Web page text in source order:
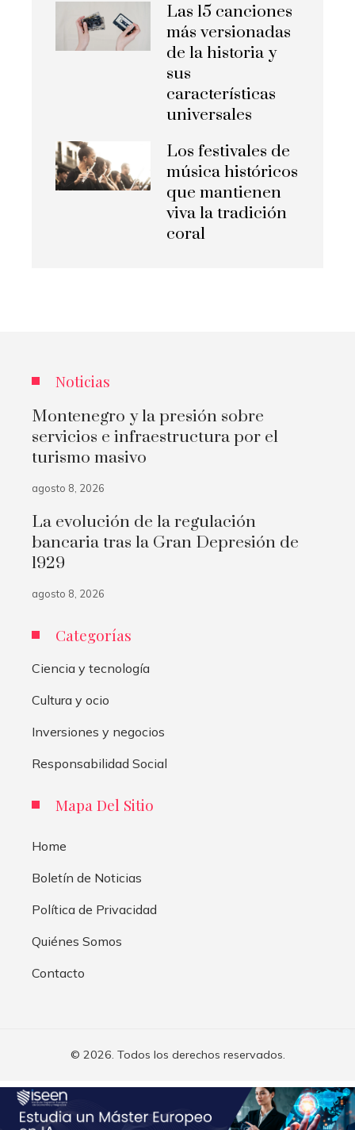
Las 15 canciones
más versionadas
de la historia y
sus
características
universales
Los festivales de
música históricos
que mantienen
viva la tradición
coral
Noticias
Montenegro y la presión sobre
servicios e infraestructura por el
turismo masivo
agosto 8, 2026
La evolución de la regulación
bancaria tras la Gran Depresión de
1929
agosto 8, 2026
Categorías
Ciencia y tecnología
Cultura y ocio
Inversiones y negocios
Responsabilidad Social
Mapa Del Sitio
Home
Boletín de Noticias
Política de Privacidad
Quiénes Somos
Contacto
© 2026. Todos los derechos reservados.